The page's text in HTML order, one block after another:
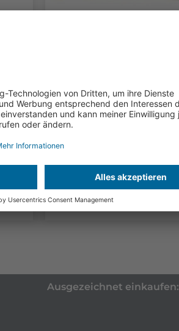
€450,00 zzgl. MwSt.
Für die Messung der
und Livemessung
Ausgezeichnet einkaufen: